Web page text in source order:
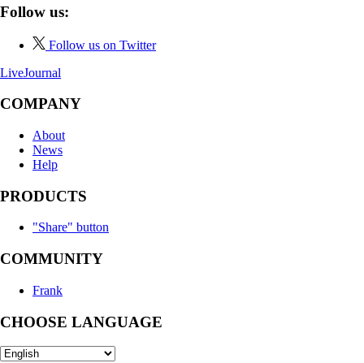
Follow us:
Follow us on Twitter
LiveJournal
COMPANY
About
News
Help
PRODUCTS
"Share" button
COMMUNITY
Frank
CHOOSE LANGUAGE